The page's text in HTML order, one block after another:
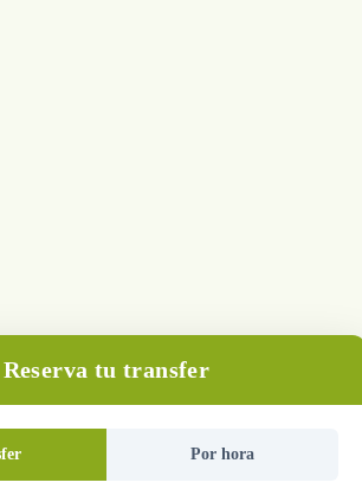
Reserva tu transfer
Por hora